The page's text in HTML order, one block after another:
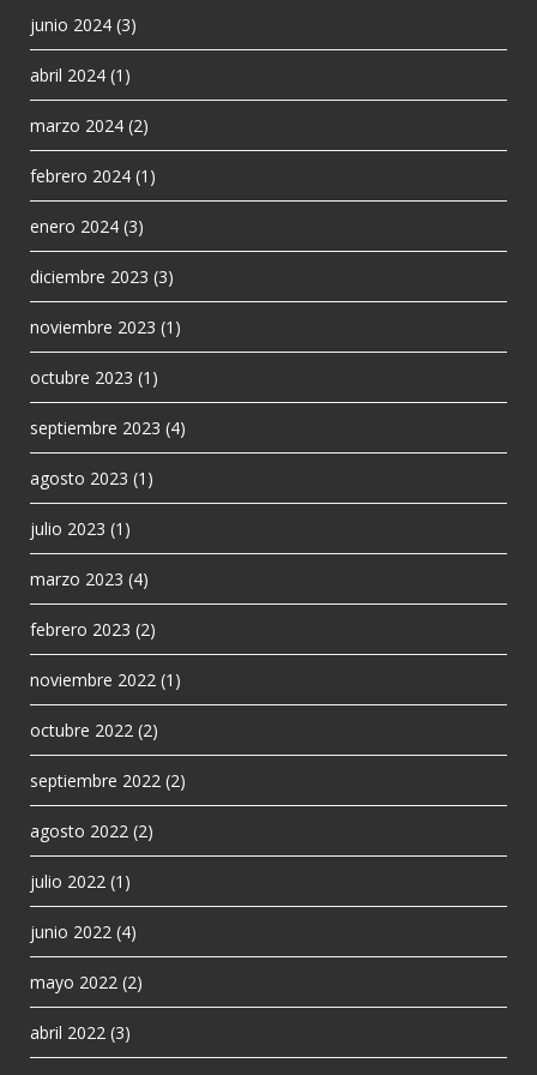
junio 2024 (3)
abril 2024 (1)
marzo 2024 (2)
febrero 2024 (1)
enero 2024 (3)
diciembre 2023 (3)
noviembre 2023 (1)
octubre 2023 (1)
septiembre 2023 (4)
agosto 2023 (1)
julio 2023 (1)
marzo 2023 (4)
febrero 2023 (2)
noviembre 2022 (1)
octubre 2022 (2)
septiembre 2022 (2)
agosto 2022 (2)
julio 2022 (1)
junio 2022 (4)
mayo 2022 (2)
abril 2022 (3)